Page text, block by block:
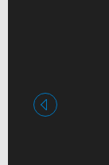
Vorige